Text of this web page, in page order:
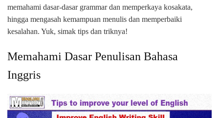
memahami dasar-dasar grammar dan memperkaya kosakata,
hingga mengasah kemampuan menulis dan memperbaiki
kesalahan. Yuk, simak tips dan triknya!
Memahami Dasar Penulisan Bahasa
Inggris